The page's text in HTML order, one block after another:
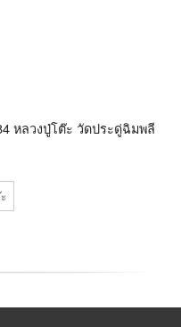
หลวงปู่โต๊ะ วัดประดู่ฉิมพลี